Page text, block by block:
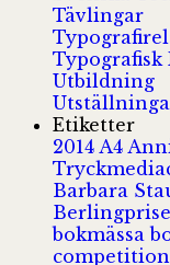
Tävlingar
Typografisk
Utbildning
Etiketter
2014 A4
Barbara
bokmässa
competition